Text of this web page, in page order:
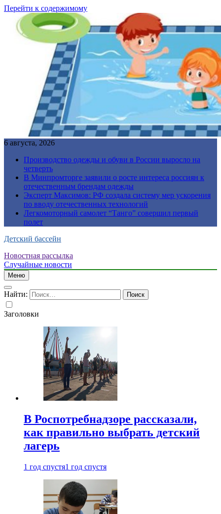
Перейти к содержимому
6 августа, 2026
Производство одежды и обуви в России выросло на
четверть
В Минпромторге заявили о росте интереса россиян к
отечественным брендам одежды
Эксперт Максимов: РФ создала систему мер ускорения
по вводу отечественных технологий
Легкомоторный самолет “Танго” совершил первый
полет
Детский бассейн
Новостная рассылка
Случайные новости
Меню
Найти:
Заголовки
В Роспотребнадзоре рассказали,
как правильно выбрать детский
лагерь
1 год спустя1 год спустя